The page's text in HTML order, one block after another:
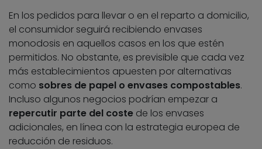
En los pedidos para llevar o en el reparto a domicilio,
el consumidor seguirá recibiendo envases
monodosis en aquellos casos en los que estén
permitidos. No obstante, es previsible que cada vez
más establecimientos apuesten por alternativas
como sobres de papel o envases compostables.
Incluso algunos negocios podrían empezar a
repercutir parte del coste de los envases
adicionales, en línea con la estrategia europea de
reducción de residuos.